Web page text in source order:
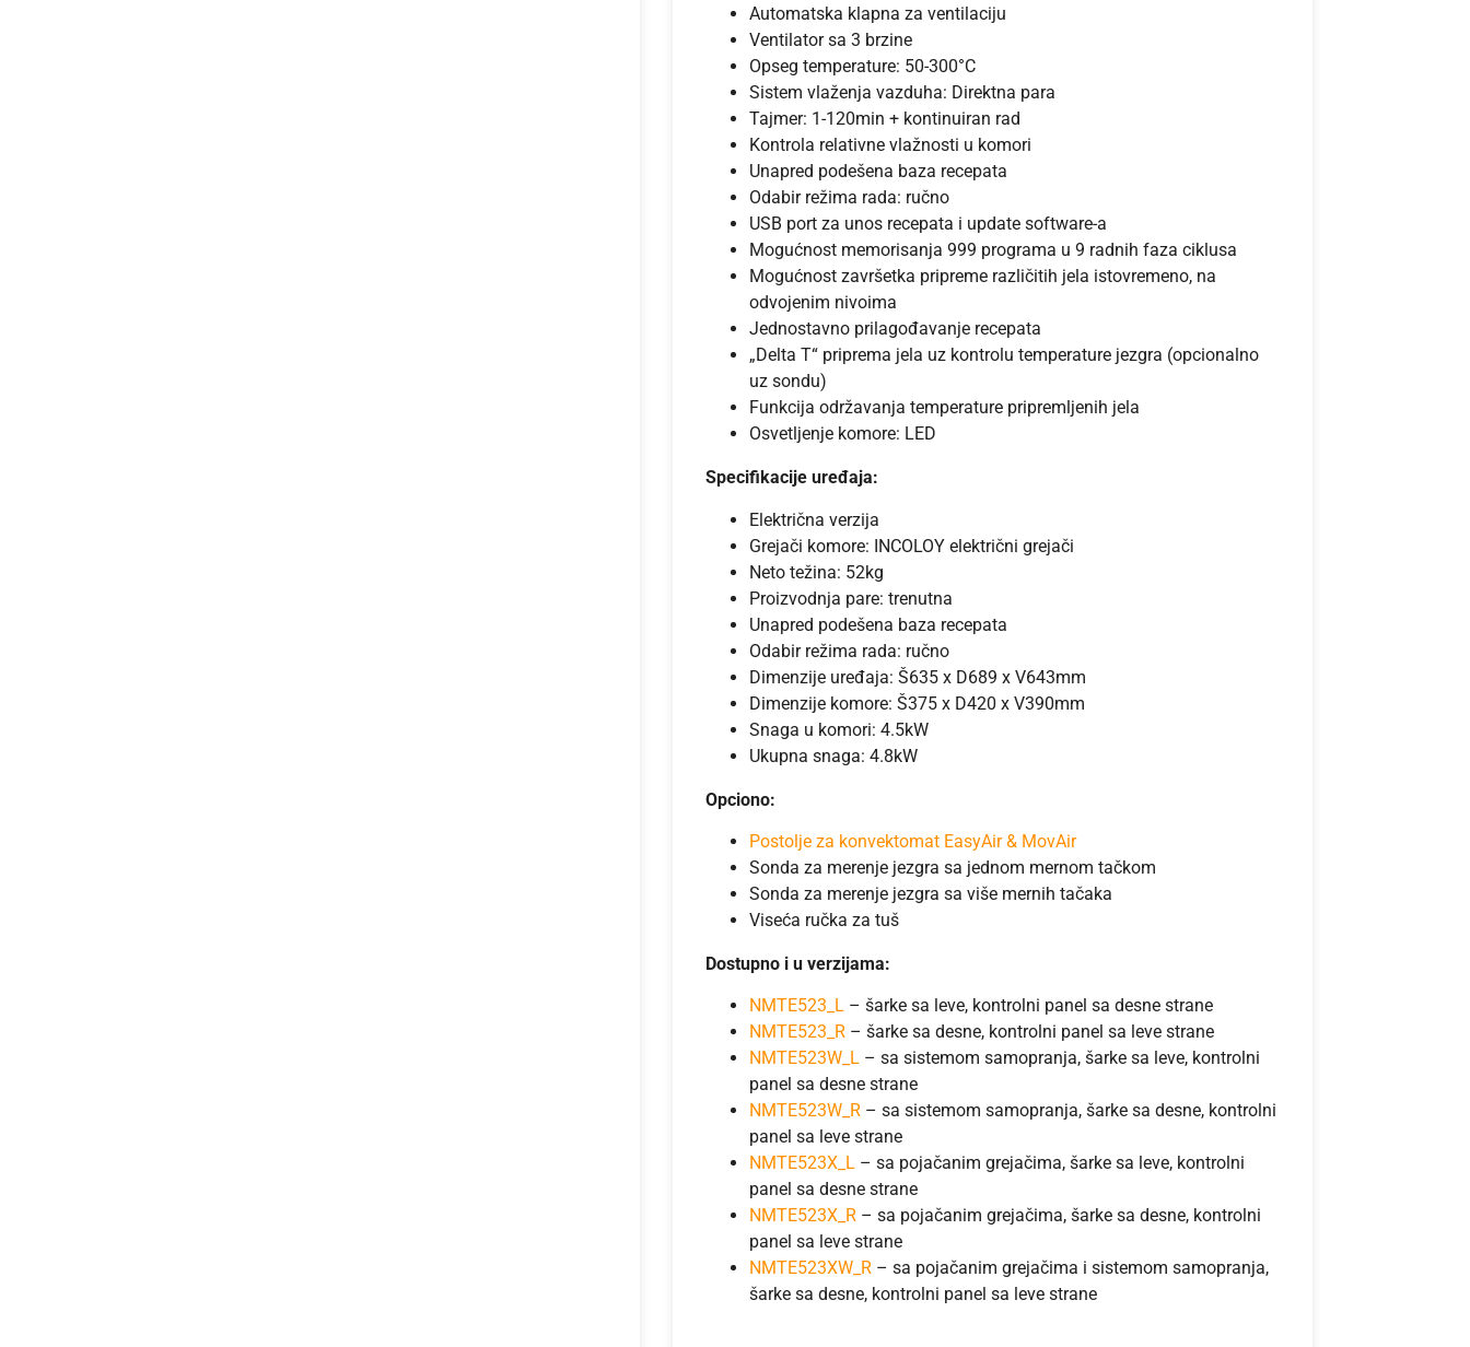
Automatska klapna za ventilaciju
Ventilator sa 3 brzine
Opseg temperature: 50-300°C
Sistem vlaženja vazduha: Direktna para
Tajmer: 1-120min + kontinuiran rad
Kontrola relativne vlažnosti u komori
Unapred podešena baza recepata
Odabir režima rada: ručno
USB port za unos recepata i update software-a
Mogućnost memorisanja 999 programa u 9 radnih faza ciklusa
Mogućnost završetka pripreme različitih jela istovremeno, na
odvojenim nivoima
Jednostavno prilagođavanje recepata
„Delta T“ priprema jela uz kontrolu temperature jezgra (opcionalno
uz sondu)
Funkcija održavanja temperature pripremljenih jela
Osvetljenje komore: LED
Specifikacije uređaja:
Električna verzija
Grejači komore: INCOLOY električni grejači
Neto težina: 52kg
Proizvodnja pare: trenutna
Unapred podešena baza recepata
Odabir režima rada: ručno
Dimenzije uređaja: Š635 x D689 x V643mm
Dimenzije komore: Š375 x D420 x V390mm
Snaga u komori: 4.5kW
Ukupna snaga: 4.8kW
Opciono:
Postolje za konvektomat EasyAir & MovAir
Sonda za merenje jezgra sa jednom mernom tačkom
Sonda za merenje jezgra sa više mernih tačaka
Viseća ručka za tuš
Dostupno i u verzijama:
NMTE523_L – šarke sa leve, kontrolni panel sa desne strane
NMTE523_R – šarke sa desne, kontrolni panel sa leve strane
NMTE523W_L – sa sistemom samopranja, šarke sa leve, kontrolni
panel sa desne strane
NMTE523W_R – sa sistemom samopranja, šarke sa desne, kontrolni
panel sa leve strane
NMTE523X_L – sa pojačanim grejačima, šarke sa leve, kontrolni
panel sa desne strane
NMTE523X_R – sa pojačanim grejačima, šarke sa desne, kontrolni
panel sa leve strane
NMTE523XW_R – sa pojačanim grejačima i sistemom samopranja,
šarke sa desne, kontrolni panel sa leve strane